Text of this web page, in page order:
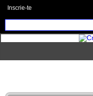
Inscrie-te